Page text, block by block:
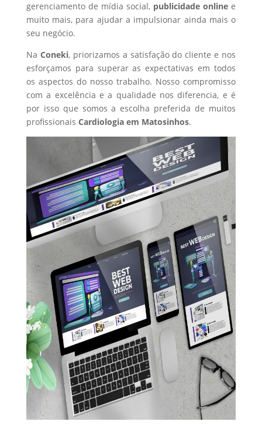
gerenciamento de mídia social, publicidade online e
muito mais, para ajudar a impulsionar ainda mais o
seu negócio.
Na Coneki, priorizamos a satisfação do cliente e nos
esforçamos para superar as expectativas em todos
os aspectos do nosso trabalho. Nosso compromisso
com a excelência e a qualidade nos diferencia, e é
por isso que somos a escolha preferida de muitos
profissionais Cardiologiaem Matosinhos.